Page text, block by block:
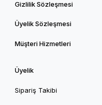
Gizlilik Sözleşmesi
Üyelik Sözleşmesi
Müşteri Hizmetleri
Üyelik
Sipariş Takibi